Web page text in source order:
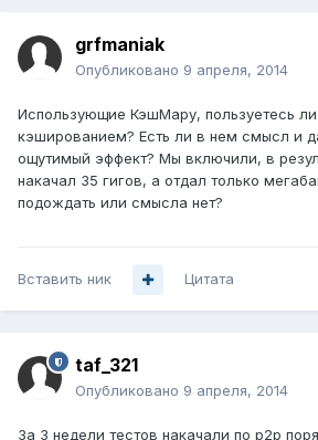
grfmaniak
Опубликовано 9 апреля, 2014
Использующие КэшМару, пользуетесь
кэшированием? Есть ли в нем смысл и
ощутимый эффект? Мы включили, в
накачал 35 гигов, а отдал только
подождать или смысла нет?
Вставить ник Цитата
taf_321
Опубликовано 9 апреля, 2014
За 3 недели тестов накачали по р2р